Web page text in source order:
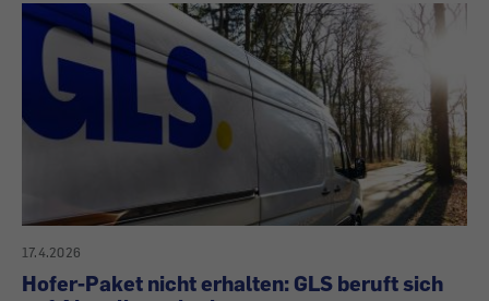
17.4.2026
Hofer-Paket nicht erhalten: GLS beruft sich